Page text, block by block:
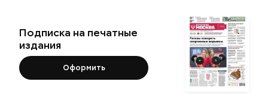
Подписка на печатные
издания
Оформить